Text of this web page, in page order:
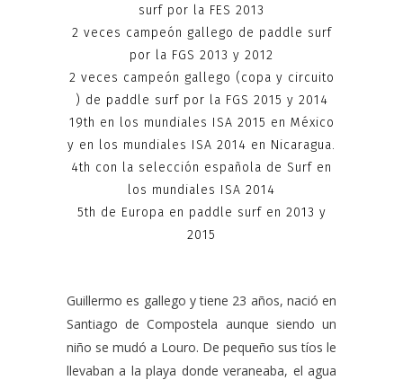
surf por la FES 2013
2 veces campeón gallego de paddle surf
por la FGS 2013 y 2012
2 veces campeón gallego (copa y circuito
) de paddle surf por la FGS 2015 y 2014
19th en los mundiales ISA 2015 en México
y en los mundiales ISA 2014 en Nicaragua.
4th con la selección española de Surf en
los mundiales ISA 2014
5th de Europa en paddle surf en 2013 y
2015
Guillermo es gallego y tiene 23 años, nació en
Santiago de Compostela aunque siendo un
niño se mudó a Louro. De pequeño sus tíos le
llevaban a la playa donde veraneaba, el agua